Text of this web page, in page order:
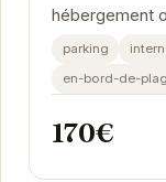
hébergement
Idéal pour
parking
en-bord-de-
170€